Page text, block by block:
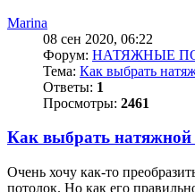
Marina
08 сен 2020, 06:22
Форум: НАТЯЖНЫЕ
Тема: Как выбрать
Ответы: 1
Просмотры: 2461
Как выбрать натяжной
Очень хочу как-то
потолок. Но как его